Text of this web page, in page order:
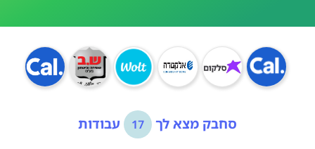
סחבק מצא לך 17 עבודות